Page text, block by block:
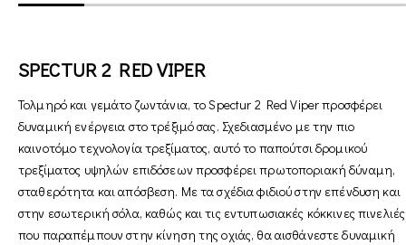
SPECTUR 2 RED VIPER
Τολμηρό και γεμάτο ζωντάνια, το Spectur 2 Red Viper προσφέρει
δυναμική ενέργεια στο τρέξιμό σας. Σχεδιασμένο με την πιο
καινοτόμο τεχνολογία τρεξίματος, αυτό το παπούτσι δρομικού
τρεξίματος υψηλών επιδόσεων προσφέρει πρωτοποριακή δύναμη,
σταθερότητα και απόσβεση. Με τα σχέδια φιδιού στην επένδυση και
στην εσωτερική σόλα, καθώς και τις εντυπωσιακές κόκκινες πινελιές
που παραπέμπουν στην κίνηση της οχιάς, θα αισθάνεστε δυναμική